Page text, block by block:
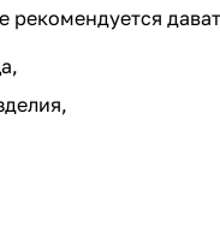
рекомендуется